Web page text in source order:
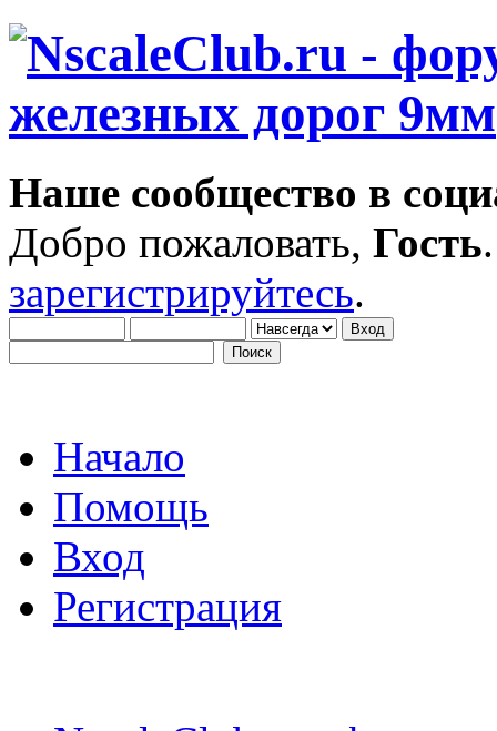
Наше сообщество в
Добро пожаловать, Гость
зарегистрируйтесь.
Начало
Помощь
Вход
Регистрация